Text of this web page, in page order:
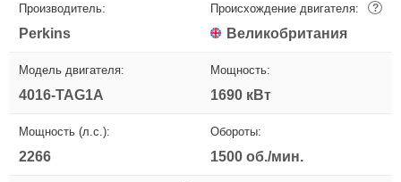
Производитель:
Perkins
Происхождение двигателя: ?
Великобритания
Модель двигателя:
4016-TAG1A
Мощность:
1690 кВт
Мощность (л.с.):
2266
Обороты:
1500 об./мин.